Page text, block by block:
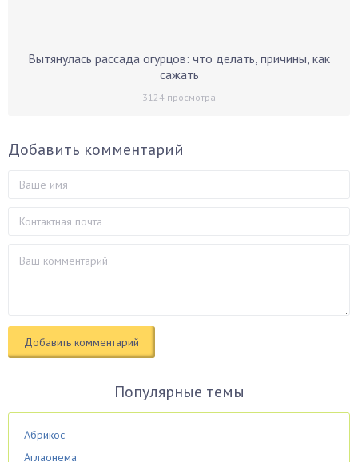
Вытянулась рассада огурцов: что делать, причины, как
сажать
3124 просмотра
Добавить комментарий
Популярные темы
Абрикос
Аглаонема